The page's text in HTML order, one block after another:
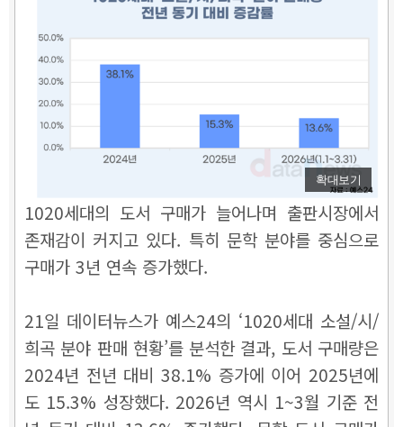
확대보기
1020세대의 도서 구매가 늘어나며 출판시장에서
존재감이 커지고 있다. 특히 문학 분야를 중심으로
구매가 3년 연속 증가했다.
21일 데이터뉴스가 예스24의 ‘1020세대 소설/시/
희곡 분야 판매 현황’를 분석한 결과, 도서 구매량은
2024년 전년 대비 38.1% 증가에 이어 2025년에
도 15.3% 성장했다. 2026년 역시 1~3월 기준 전